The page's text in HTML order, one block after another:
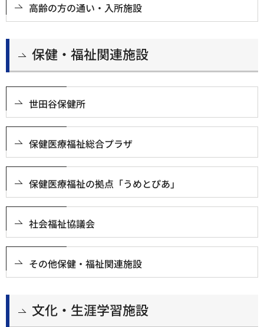
高齢の方の通い・入所施設
保健・福祉関連施設
世田谷保健所
保健医療福祉総合プラザ
保健医療福祉の拠点「うめとぴあ」
社会福祉協議会
その他保健・福祉関連施設
文化・生涯学習施設